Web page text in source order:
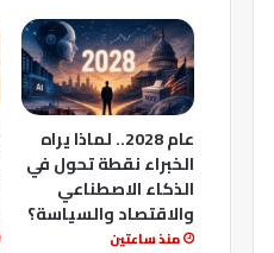
عام 2028.. لماذا يراه
الخبراء نقطة تحول في
الذكاء الاصطناعي
والاقتصاد والسياسة؟
منذ ساعتين